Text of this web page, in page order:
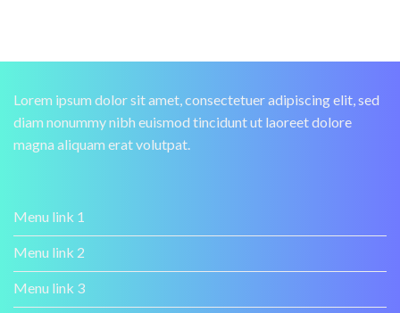
Lorem ipsum dolor sit amet, consectetuer adipiscing elit, sed
diam nonummy nibh euismod tincidunt ut laoreet dolore
magna aliquam erat volutpat.
Menu link 1
Menu link 2
Menu link 3